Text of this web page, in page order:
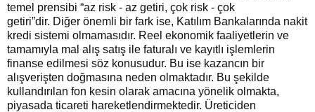
temel prensibi “az risk - az getiri, çok risk - çok
getiri”dir. Diğer önemli bir fark ise, Katılım Bankalarında nakit
kredi sistemi olmamasıdır. Reel ekonomik faaliyetlerin ve
tamamıyla mal alış satış ile faturalı ve kayıtlı işlemlerin
finanse edilmesi söz konusudur. Bu ise kazancın bir
alışverişten doğmasına neden olmaktadır. Bu şekilde
kullandırılan fon kesin olarak amacına yönelik olmakta,
piyasada ticareti hareketlendirmektedir. Üreticiden